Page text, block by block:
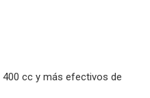
cc y más efectivos de